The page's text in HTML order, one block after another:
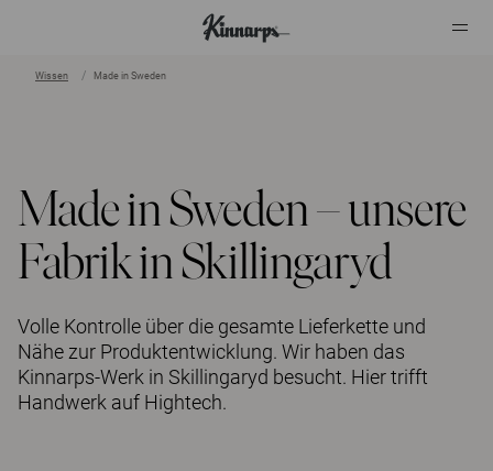
Wissen Made in Sweden
Made in Sweden – unsere
Fabrik in Skillingaryd
Volle Kontrolle über die gesamte Lieferkette und
Nähe zur Produktentwicklung. Wir haben das
Kinnarps-Werk in Skillingaryd besucht. Hier trifft
Handwerk auf Hightech.